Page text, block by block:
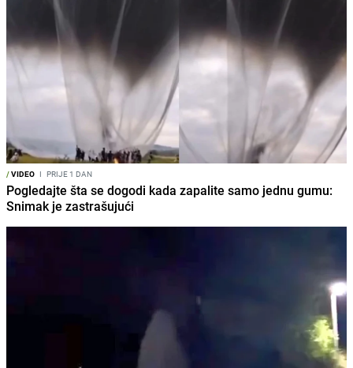
/VIDEO I PRIJE 1 DAN
Pogledajte šta se dogodi kada zapalite samo jednu gumu:
Snimak je zastrašujući